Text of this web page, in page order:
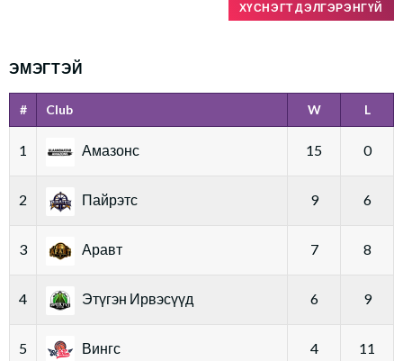
ХҮСНЭГТ ДЭЛГЭРЭНГҮЙ
ЭМЭГТЭЙ
# Club W L
1 Амазонс 15 0
2 Пайрэтс 9 6
3 Аравт 7 8
4 Этүгэн Ирвэсүүд 6 9
5 Вингс 4 11